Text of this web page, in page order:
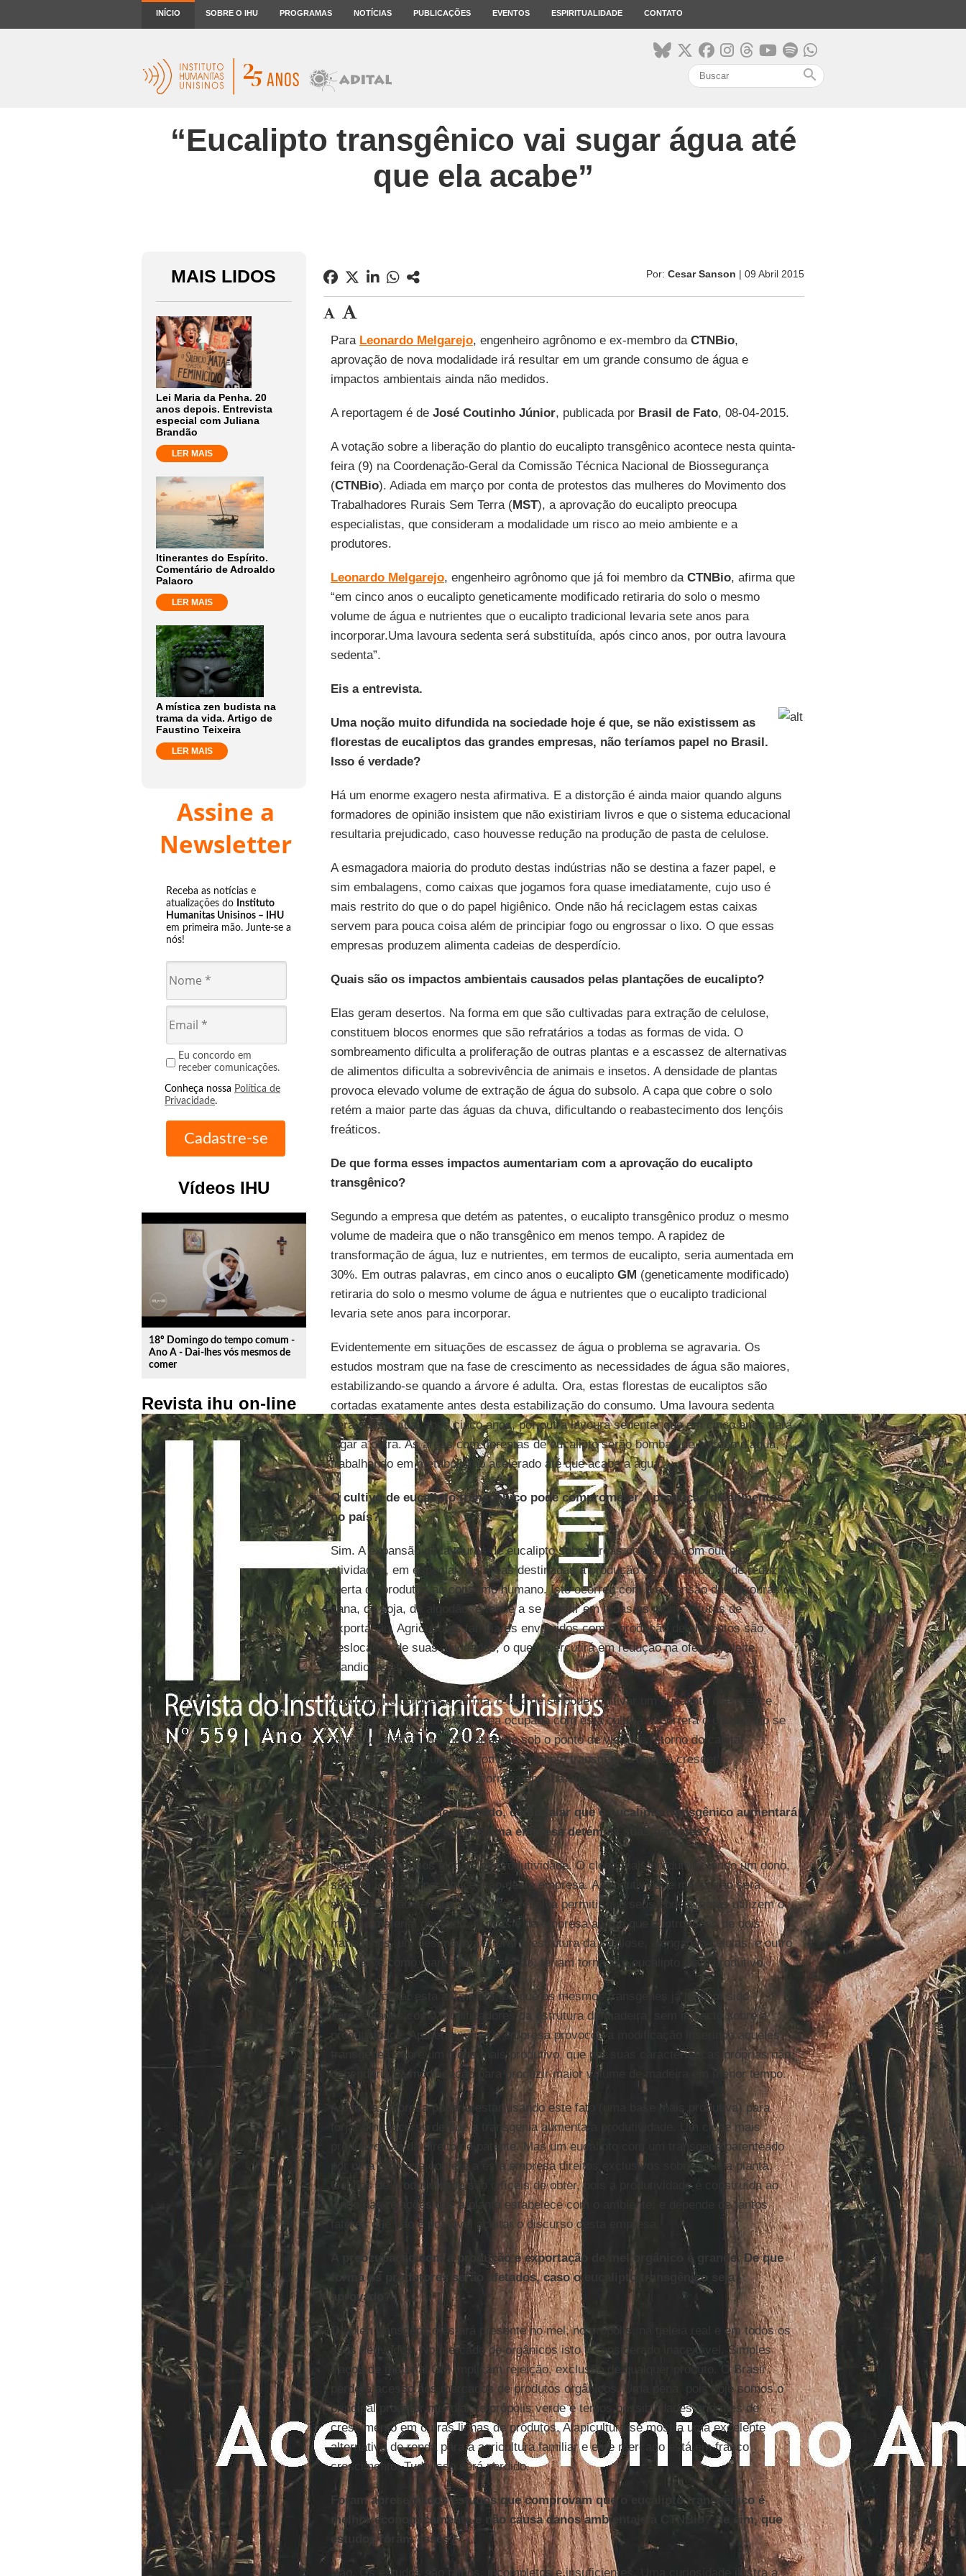
INÍCIO SOBRE O IHU PROGRAMAS NOTÍCIAS PUBLICAÇÕES EVENTOS ESPIRITUALIDADE CONTATO
search
“Eucalipto transgênico vai sugar água até
que ela acabe”
MAIS LIDOS
Lei Maria da Penha. 20
anos depois. Entrevista
especial com Juliana
Brandão
LER MAIS
Itinerantes do Espírito.
Comentário de Adroaldo
Palaoro
LER MAIS
A mística zen budista na
trama da vida. Artigo de
Faustino Teixeira
LER MAIS
Assine a
Newsletter
Receba as notícias e
atualizações do Instituto
Humanitas Unisinos – IHU
em primeira mão. Junte-se a
nós!
Eu concordo em
receber comunicações.
Conheça nossa Política de
Privacidade.
Vídeos IHU
play_circle_outline
18º Domingo do tempo comum -
Ano A - Dai-lhes vós mesmos de
comer
Revista ihu on-line
Por: Cesar Sanson | 09 Abril 2015
Para Leonardo Melgarejo, engenheiro agrônomo e ex-membro da CTNBio,
aprovação de nova modalidade irá resultar em um grande consumo de água e
impactos ambientais ainda não medidos.
A reportagem é deJosé Coutinho Júnior, publicada por Brasil de Fato, 08-04-2015.
A votação sobre a liberação do plantio do eucalipto transgênico acontece nesta quinta-
feira (9) na Coordenação-Geral da Comissão Técnica Nacional de Biossegurança
(CTNBio). Adiada em março por conta de protestos das mulheres do Movimento dos
Trabalhadores Rurais Sem Terra (MST), a aprovação do eucalipto preocupa
especialistas, que consideram a modalidade um risco ao meio ambiente e a
produtores.
Leonardo Melgarejo, engenheiro agrônomo que já foi membro da CTNBio, afirma que
“em cinco anos o eucalipto geneticamente modificado retiraria do solo o mesmo
volume de água e nutrientes que o eucalipto tradicional levaria sete anos para
incorporar.Uma lavoura sedenta será substituída, após cinco anos, por outra lavoura
sedenta”.
Eis a entrevista.
Uma noção muito difundida na sociedade hoje é que, se não existissem as
florestas de eucaliptos das grandes empresas, não teríamos papel no Brasil.
Isso é verdade?
Há um enorme exagero nesta afirmativa. E a distorção é ainda maior quando alguns
formadores de opinião insistem que não existiriam livros e que o sistema educacional
resultaria prejudicado, caso houvesse redução na produção de pasta de celulose.
A esmagadora maioria do produto destas indústrias não se destina a fazer papel, e
sim embalagens, como caixas que jogamos fora quase imediatamente, cujo uso é
mais restrito do que o do papel higiênico. Onde não há reciclagem estas caixas
servem para pouca coisa além de principiar fogo ou engrossar o lixo. O que essas
empresas produzem alimenta cadeias de desperdício.
Quais são os impactos ambientais causados pelas plantações de eucalipto?
Elas geram desertos. Na forma em que são cultivadas para extração de celulose,
constituem blocos enormes que são refratários a todas as formas de vida. O
sombreamento dificulta a proliferação de outras plantas e a escassez de alternativas
de alimentos dificulta a sobrevivência de animais e insetos. A densidade de plantas
provoca elevado volume de extração de água do subsolo. A capa que cobre o solo
retém a maior parte das águas da chuva, dificultando o reabastecimento dos lençóis
freáticos.
De que forma esses impactos aumentariam com a aprovação do eucalipto
transgênico?
Segundo a empresa que detém as patentes, o eucalipto transgênico produz o mesmo
volume de madeira que o não transgênico em menos tempo. A rapidez de
transformação de água, luz e nutrientes, em termos de eucalipto, seria aumentada em
30%. Em outras palavras, em cinco anos o eucalipto GM (geneticamente modificado)
retiraria do solo o mesmo volume de água e nutrientes que o eucalipto tradicional
levaria sete anos para incorporar.
Evidentemente em situações de escassez de água o problema se agravaria. Os
estudos mostram que na fase de crescimento as necessidades de água são maiores,
estabilizando-se quando a árvore é adulta. Ora, estas florestas de eucaliptos são
cortadas exatamente antes desta estabilização do consumo. Uma lavoura sedenta
será substituída, após cinco anos, por outra lavoura sedenta, que em cinco anos dará
lugar a outra. As áreas com florestas de eucalipto serão bombas de sucção d’água,
trabalhando em metabolismo acelerado até que acabe a água.
O cultivo de eucalipto transgênico pode comprometer a produção de alimentos
no país?
Sim. A expansão de lavouras de eucalipto sobre áreas ocupadas com outras
atividades, em especial nas áreas destinadas à produção de alimentos, pode reduzir a
oferta de produtos ao consumo humano. Isto ocorreu com a expansão das lavouras de
cana, de soja, de algodão, e tende a se repetir em todas as monoculturas de
exportação. Agricultores familiares envolvidos com a produção de alimentos são
deslocados de suas atividades, o que repercutirá em redução na oferta de leite,
mandioca, etc.
Ao contrário do que se afirma, o fato de se poder cultivar um eucalipto que cresce
mais rápido não reduzirá a área ocupada com esta cultura. Ocorrerá o oposto. Ao se
tornar uma atividade mais atraente sob o ponto de vista de retorno do capital
investido, a área cultivada com ao eucalipto transgênico deverá crescer
comparativamente ao que ocorreria em sua ausência.
Do ponto de vista do mercado, como falar que o eucalipto transgênico aumentará
a produtividade, se apenas uma empresa detém as suas patentes?
Não haverá ganhos globais de produtividade. O clone mais produtivo, tendo um dono,
só será utilizado por concessão desta empresa. A produtividade média não será
alterada, a não ser que a empresa resolva permitir que seus concorrentes utilizem o
mesmo material genético. O dossiê da empresa afirma que a introdução de dois
transgenes, um destinado a alterar a estrutura da celulose, alongando células, e outro
que serve como marcador de seleção, teriam tornado o eucalipto mais produtivo.
É difícil aceitar esta afirmativa, porque os mesmos transgenes já haviam sido
apresentados como modificadores da estrutura da madeira, sem impacto sobre a
produtividade. Aparentemente a empresa provocou a modificação inserindo aqueles
transgenes sobre um clone mais produtivo, que por suas características próprias não
dependeria da modificação para produzir maior volume de madeira em menor tempo.
Assim, a empresa poderia estar usando este fato (uma base mais produtiva) para
forjar um discurso de que a transgenia aumenta a produtividade. Um clone mais
produtivo não dá direito de patente. Mas um eucalipto com um transgene patenteado
por uma empresa confere a esta empresa direitos exclusivos sobre aquela planta.
Ganhos de produtividade são difíceis de obter, pois a produtividade é construída ao
longo das relações que a planta estabelece com o ambiente, e depende de tantos
fatores que não é possível aceitar o discurso desta empresa.
A preocupação com a produção e exportação de mel orgânico é grande. De que
forma os produtores serão afetados, caso o eucalipto transgênico seja
aprovado?
O pólen transgênico estará presente no mel, no própolis, na geleia real e em todos os
seus derivados. No mercado de orgânicos isto é considerado inaceitável. Simples
traços de material GM implicam rejeição, exclusão de qualquer produto. O Brasil
perderá acesso aos mercados de produtos orgânicos. Uma pena, pois hoje somos o
principal produtor mundial de própolis verde e temos possibilidades enormes de
crescimento em outras linhas de produtos. A apicultura se mostra uma excelente
alternativa de renda para a agricultura familiar e este mercado está em franco
crescimento. Tudo isso será perdido.
Foram apresentados estudos que comprovam que o eucalipto transgênico é
melhor economicamente e não causa danos ambientais à CTNBio? Se sim, que
estudos foram esses?
Não. Os estudos são falhos, incompletos e insuficientes. Uma curiosidade ilustra a